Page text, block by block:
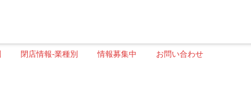
閉店情報-業種別 情報募集中 お問い合わせ